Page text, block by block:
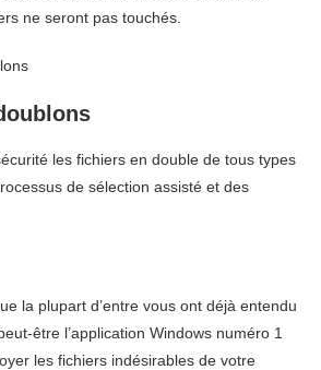
ne seront pas touchés.
les fichiers en double de tous types
de sélection assisté et des
la plupart d’entre vous ont déjà entendu
être l’application Windows numéro 1
les fichiers indésirables de votre